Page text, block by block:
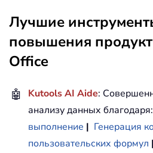
Лучшие
повышения
Office
🤖 Kutools AI Aide:
анализу данных благодаря:
выполнение | Генерация
пользовательских формул |